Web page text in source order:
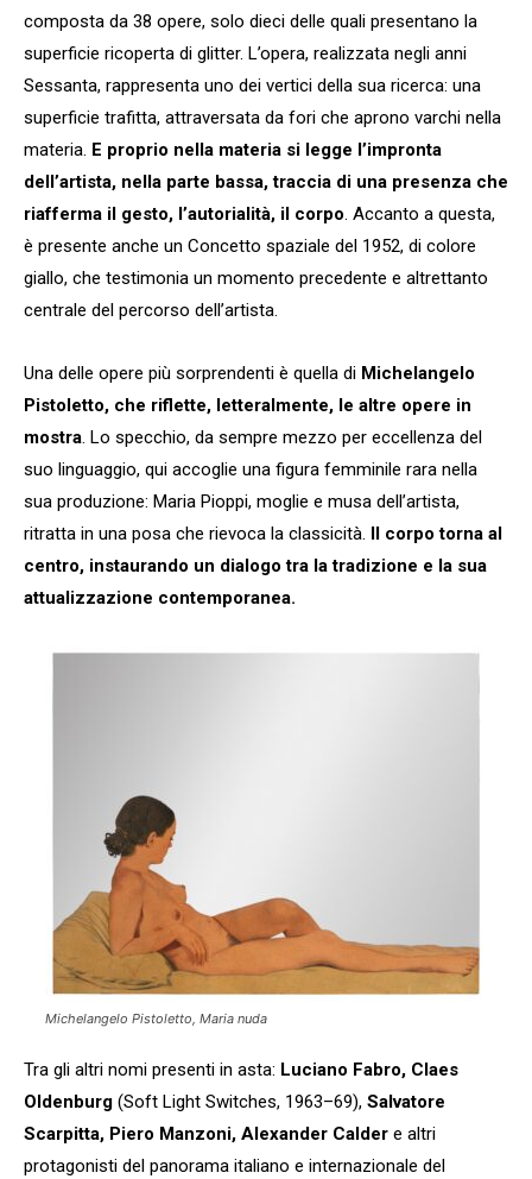
composta da 38 opere, solo dieci delle quali presentano la
superficie ricoperta di glitter. L’opera, realizzata negli anni
Sessanta, rappresenta uno dei vertici della sua ricerca: una
superficie trafitta, attraversata da fori che aprono varchi nella
materia. E proprio nella materia si legge l’impronta
dell’artista, nella parte bassa, traccia di una presenza che
riafferma il gesto, l’autorialità, il corpo. Accanto a questa,
è presente anche un Concetto spaziale del 1952, di colore
giallo, che testimonia un momento precedente e altrettanto
centrale del percorso dell’artista.
Una delle opere più sorprendenti è quella di Michelangelo
Pistoletto, che riflette, letteralmente, le altre opere in
mostra. Lo specchio, da sempre mezzo per eccellenza del
suo linguaggio, qui accoglie una figura femminile rara nella
sua produzione: Maria Pioppi, moglie e musa dell’artista,
ritratta in una posa che rievoca la classicità.
Il corpo torna al
centro, instaurando un dialogo tra la tradizione e la sua
attualizzazione contemporanea.
Michelangelo Pistoletto, Maria nuda
Tra gli altri nomi presenti in asta: Luciano Fabro, Claes
Oldenburg (Soft Light Switches, 1963–69), Salvatore
Scarpitta, Piero Manzoni, Alexander Calder e altri
protagonisti del panorama italiano e internazionale del